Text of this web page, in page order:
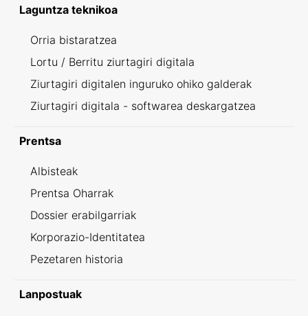
Laguntza teknikoa
Orria bistaratzea
Lortu / Berritu ziurtagiri digitala
Ziurtagiri digitalen inguruko ohiko galderak
Ziurtagiri digitala - softwarea deskargatzea
Prentsa
Albisteak
Prentsa Oharrak
Dossier erabilgarriak
Korporazio-Identitatea
Pezetaren historia
Lanpostuak